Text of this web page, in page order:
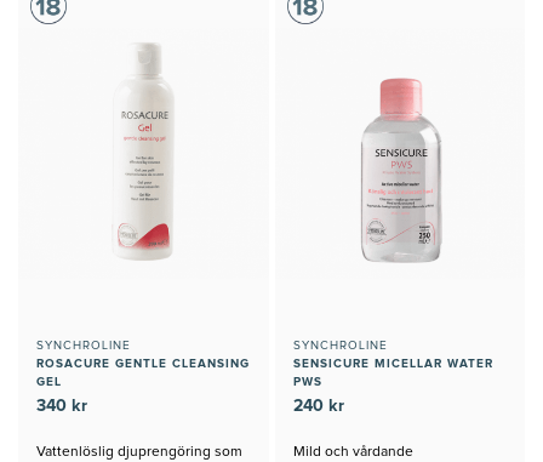
SYNCHROLINE
ROSACURE GENTLE CLEANSING
GEL
340 kr
Vattenlöslig djuprengöring som
SYNCHROLINE
SENSICURE MICELLAR WATER
PWS
240 kr
Mild och vårdande